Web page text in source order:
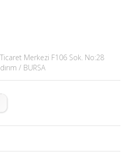
Merkezi F106 Sok. No:28